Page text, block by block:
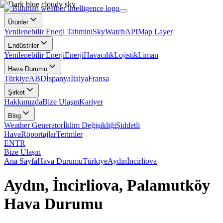
Ürünler
Yenilenebilir Enerji TahminiSkyWatchAPIMap Layer
Endüstriler
Yenilenebilir EnerjiEnerjiHavacılıkLojistikLiman
Hava Durumu
TürkiyeABDİspanyaİtalyaFransa
Şirket
HakkımızdaBize UlaşınKariyer
Blog
Weather Generatorİklim DeğişikliğiŞiddetli
HavaRöportajlarTerimler
ENTR
Bize Ulaşın
Ana SayfaHava DurumuTürkiyeAydınİncirliova
Aydın, İncirliova, Palamutköy
Hava Durumu